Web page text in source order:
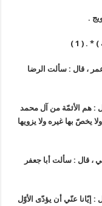
* . ( 1 )
، قال : سألت الرضا
: هم الأئمّة من آل محمد
يخصّ بها غيره ولا يزويها
، قال : سألت أبا جعفر
: إيّانا عنّي أن يؤدّى الأوّل